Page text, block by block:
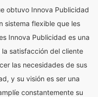
obtuvo Innova Publicidad
sistema flexible que les
Innova Publicidad es una
satisfacción del cliente
las necesidades de sus
y su visión es ser una
constantemente su